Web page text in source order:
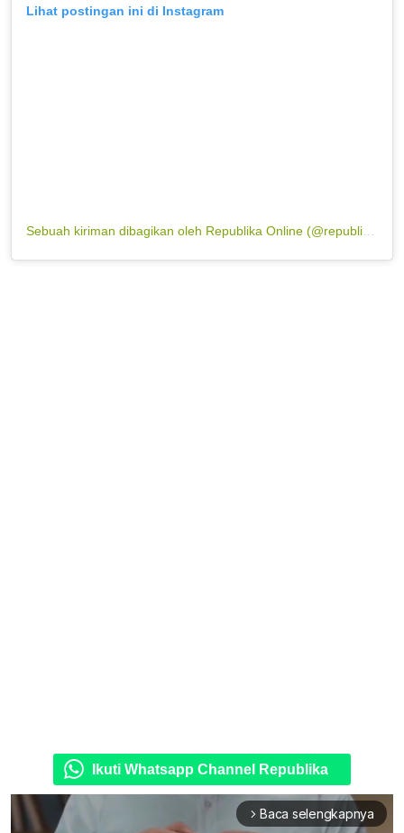
Lihat postingan ini di Instagram
Ikuti Whatsapp Channel Republika
arrow_forward_ios Baca selengkapnya